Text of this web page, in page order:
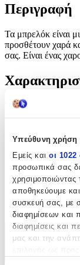
Υπεύθυνη χρήση
Εμείς και οι
προσωπικά σας
αποθηκεύουμε
συσκευή σας, με
διαφημίσεων και
διαφημίσεις και
μας και την
Περιγραφή
Τα μπρελόκ είναι
προσθέτουν χαρά
σας. Είναι ένας
Τύπος
Μεταλλικό
Κατασκευαστής
OEM
Χαρακτηριστικά
+